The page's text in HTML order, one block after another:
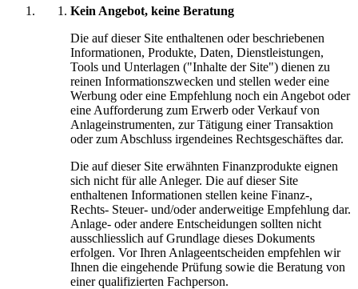
Kein Angebot, keine Beratung
Die auf dieser Site enthaltenen oder beschriebenen
Informationen, Produkte, Daten, Dienstleistungen,
Tools und Unterlagen ("Inhalte der Site") dienen zu
reinen Informationszwecken und stellen weder eine
Werbung oder eine Empfehlung noch ein Angebot oder
eine Aufforderung zum Erwerb oder Verkauf von
Anlageinstrumenten, zur Tätigung einer Transaktion
oder zum Abschluss irgendeines Rechtsgeschäftes dar.
Die auf dieser Site erwähnten Finanzprodukte eignen
sich nicht für alle Anleger. Die auf dieser Site
enthaltenen Informationen stellen keine Finanz-,
Rechts- Steuer- und/oder anderweitige Empfehlung dar.
Anlage- oder andere Entscheidungen sollten nicht
ausschliesslich auf Grundlage dieses Dokuments
erfolgen. Vor Ihren Anlageentscheiden empfehlen wir
Ihnen die eingehende Prüfung sowie die Beratung von
einer qualifizierten Fachperson.